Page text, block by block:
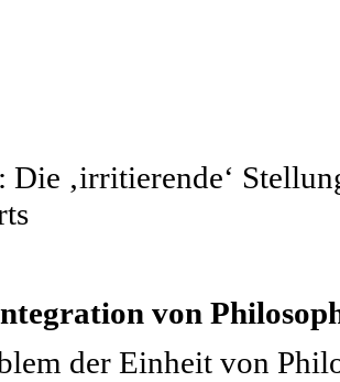
‚irritierende‘
von
der Einheit von